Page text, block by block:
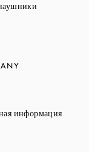
Opens in New
New Tabin New Tab
информацияLink
Opens in New Tab